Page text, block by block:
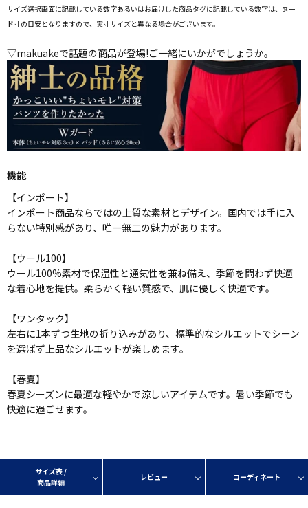
サイズ選択画面に記載している数字あるいはお届けした商品タグに記載している数字は、ヌー
ド寸の目安となりますので、実寸サイズと異なる場合がございます。
▽makuakeで話題の商品が登場!ご一緒にいかがでしょうか。
機能
【インポート】
インポート商品ならではの上質な素材とデザイン。国内では手に入
らない特別感があり、唯一無二の魅力があります。
【ウール100】
ウール100%素材で保温性と通気性を兼ね備え、季節を問わず快適
な着心地を提供。柔らかく軽い質感で、肌に優しく快適です。
【ワンタック】
左右に1本ずつ生地の折り込みがあり、標準的なシルエットでシーン
を選ばず上品なシルエットが楽しめます。
【春夏】
春夏シーズンに最適な軽やかで涼しいアイテムです。暑い季節でも
快適に過ごせます。
サイズ表 /
商品詳細
レビュー コーディネート